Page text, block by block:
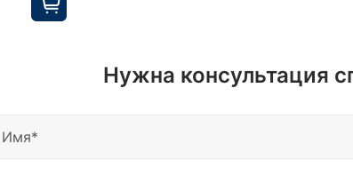
Нужна консультация